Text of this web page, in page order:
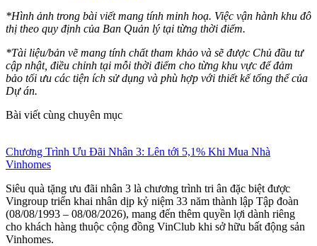
*Hình ảnh trong bài viết mang tính minh hoạ. Việc vận hành khu đô
thị theo quy định của Ban Quản lý tại từng thời điểm.
*Tài liệu/bản vẽ mang tính chất tham khảo và sẽ được Chủ đầu tư
cập nhật, điều chỉnh tại mỗi thời điểm cho từng khu vực để đảm
bảo tối ưu các tiện ích sử dụng và phù hợp với thiết kế tổng thể của
Dự án.
Bài viết cùng chuyên mục
Chương Trình Ưu Đãi Nhân 3: Lên tới 5,1% Khi Mua Nhà
Vinhomes
Siêu quà tặng ưu đãi nhân 3 là chương trình tri ân đặc biệt được
Vingroup triển khai nhân dịp kỷ niệm 33 năm thành lập Tập đoàn
(08/08/1993 – 08/08/2026), mang đến thêm quyền lợi dành riêng
cho khách hàng thuộc cộng đồng VinClub khi sở hữu bất động sản
Vinhomes.